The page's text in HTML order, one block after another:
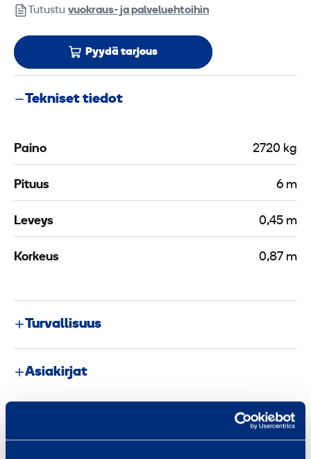
Tutustu vuokraus- ja palveluehtoihin
Pyydä tarjous
Tekniset tiedot
Paino 2720 kg
Pituus 6 m
Leveys 0,45 m
Korkeus 0,87 m
Turvallisuus
Asiakirjat
Samankaltaisia tuotteita